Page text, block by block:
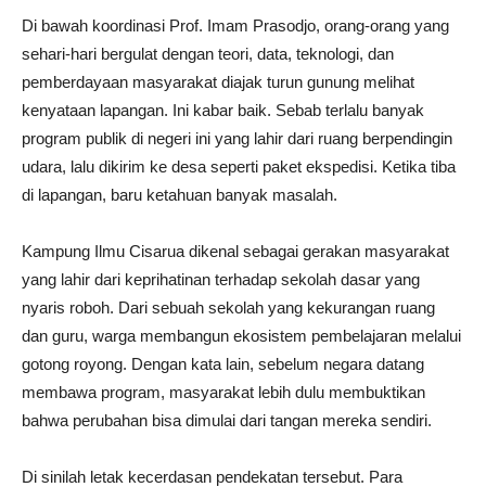
Di bawah koordinasi Prof. Imam Prasodjo, orang-orang yang
sehari-hari bergulat dengan teori, data, teknologi, dan
pemberdayaan masyarakat diajak turun gunung melihat
kenyataan lapangan. Ini kabar baik. Sebab terlalu banyak
program publik di negeri ini yang lahir dari ruang berpendingin
udara, lalu dikirim ke desa seperti paket ekspedisi. Ketika tiba
di lapangan, baru ketahuan banyak masalah.
Kampung Ilmu Cisarua dikenal sebagai gerakan masyarakat
yang lahir dari keprihatinan terhadap sekolah dasar yang
nyaris roboh. Dari sebuah sekolah yang kekurangan ruang
dan guru, warga membangun ekosistem pembelajaran melalui
gotong royong. Dengan kata lain, sebelum negara datang
membawa program, masyarakat lebih dulu membuktikan
bahwa perubahan bisa dimulai dari tangan mereka sendiri.
Di sinilah letak kecerdasan pendekatan tersebut. Para